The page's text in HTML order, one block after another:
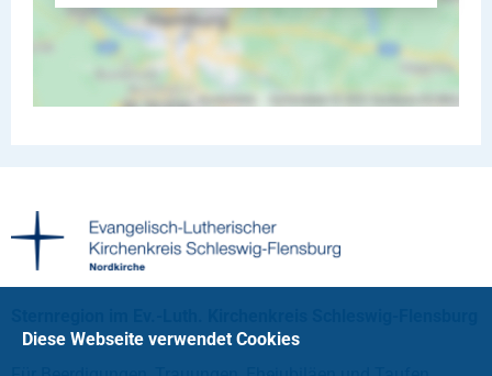
Diese Webseite verwendet Cookies